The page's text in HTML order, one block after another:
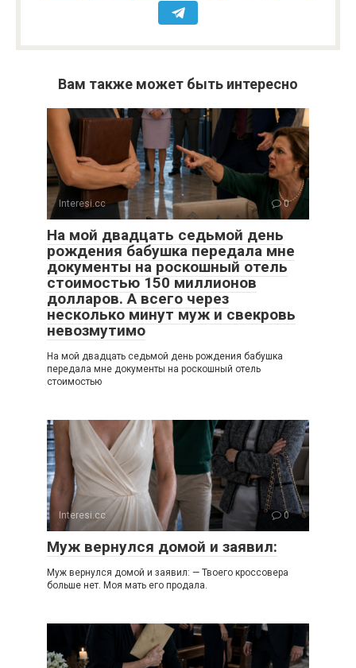
Вам также может быть интересно
Interesi.cc 0
На мой двадцать седьмой день
рождения бабушка передала мне
документы на роскошный отель
стоимостью 150 миллионов
долларов. А всего через
несколько минут муж и свекровь
невозмутимо
На мой двадцать седьмой день рождения бабушка
передала мне документы на роскошный отель
стоимостью
Interesi.cc 0
Муж вернулся домой и заявил:
Муж вернулся домой и заявил: — Твоего кроссовера
больше нет. Моя мать его продала.